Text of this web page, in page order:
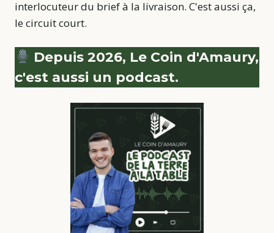
interlocuteur du brief à la livraison. C'est aussi ça,
le circuit court.
Depuis 2026, Le Coin d'Amaury,
c'est aussi un podcast.